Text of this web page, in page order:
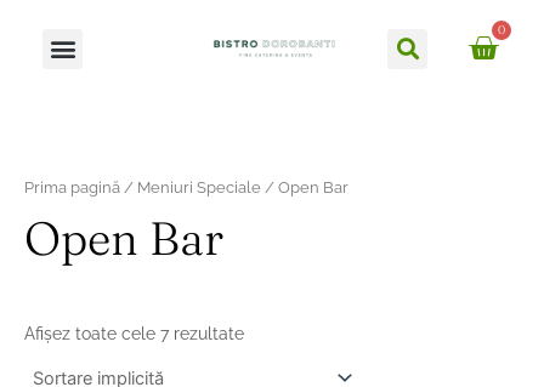
content
Meniu Caută
0
Prima pagină / Meniuri Speciale / Open Bar
Open Bar
Afișez toate cele 7 rezultate